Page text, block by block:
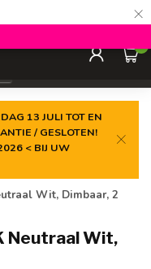
×
0
13 JULI TOT EN
/ GESLOTEN!
< BIJ UW
Wit, Dimbaar, 2
Neutraal Wit,